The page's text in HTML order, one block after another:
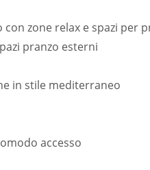
zone relax e spazi per
pranzo esterni
in stile mediterraneo
accesso